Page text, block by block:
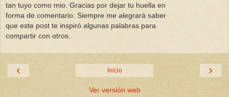
tan tuyo como mio. Gracias por dejar tu huella en
forma de comentario. Siempre me alegrará saber
que este post te inspiró algunas palabras para
compartir con otros.
‹ ›
Inicio
Ver versión web